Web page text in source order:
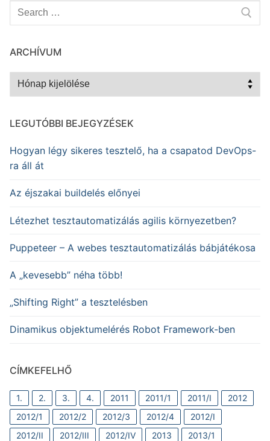
Keresése:
ARCHÍVUM
Archívum
LEGUTÓBBI BEJEGYZÉSEK
Hogyan légy sikeres tesztelő, ha a csapatod DevOps-
ra áll át
Az éjszakai buildelés előnyei
Létezhet tesztautomatizálás agilis környezetben?
Puppeteer – A webes tesztautomatizálás bábjátékosa
A „kevesebb” néha több!
„Shifting Right” a tesztelésben
Dinamikus objektumelérés Robot Framework-ben
CÍMKEFELHŐ
1. 2. 3. 4. 2011 2011/1 2011/I
2012
2012/1
2012/2 2012/3 2012/4
2012/I
2012/II
2012/III 2012/IV 2013
2013/1